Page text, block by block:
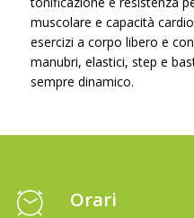
muscolare e capacità
esercizi a corpo libero e
manubri, elastici, step e
sempre dinamico.
Orari